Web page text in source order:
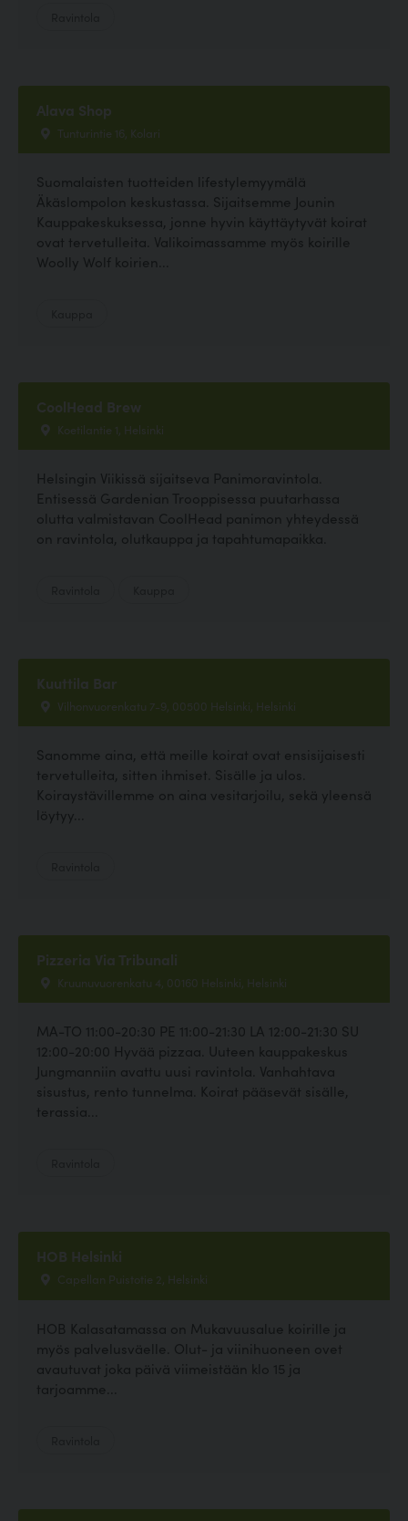
Alava Shop
Tunturintie 16, Kolari
Suomalaisten tuotteiden lifestylemyymälä
Äkäslompolon keskustassa. Sijaitsemme Jounin
Kauppakeskuksessa, jonne hyvin käyttäytyvät koirat
ovat tervetulleita. Valikoimassamme myös koirille
Woolly Wolf koirien...
CoolHead Brew
Koetilantie 1, Helsinki
Helsingin Viikissä sijaitseva Panimoravintola.
Entisessä Gardenian Trooppisessa puutarhassa
olutta valmistavan CoolHead panimon yhteydessä
on ravintola, olutkauppa ja tapahtumapaikka.
Kuuttila Bar
Vilhonvuorenkatu 7-9, 00500 Helsinki, Helsinki
Sanomme aina, että meille koirat ovat ensisijaisesti
tervetulleita, sitten ihmiset. Sisälle ja ulos.
Koiraystävillemme on aina vesitarjoilu, sekä yleensä
löytyy...
Pizzeria Via Tribunali
Kruunuvuorenkatu 4, 00160 Helsinki, Helsinki
MA-TO 11:00-20:30 PE 11:00-21:30 LA 12:00-21:30 SU
12:00-20:00 Hyvää pizzaa. Uuteen kauppakeskus
Jungmanniin avattu uusi ravintola. Vanhahtava
sisustus, rento tunnelma. Koirat pääsevät sisälle,
terassia...
HOB Helsinki
Capellan Puistotie 2, Helsinki
HOB Kalasatamassa on Mukavuusalue koirille ja
myös palvelusväelle. Olut- ja viinihuoneen ovet
avautuvat joka päivä viimeistään klo 15 ja
tarjoamme...